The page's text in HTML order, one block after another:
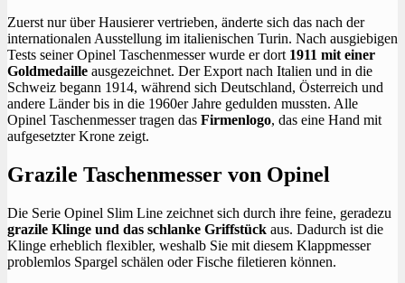
Zuerst nur über Hausierer vertrieben, änderte sich das nach der
internationalen Ausstellung im italienischen Turin. Nach ausgiebigen
Tests seiner Opinel Taschenmesser wurde er dort 1911 mit einer
Goldmedaille ausgezeichnet. Der Export nach Italien und in die
Schweiz begann 1914, während sich Deutschland, Österreich und
andere Länder bis in die 1960er Jahre gedulden mussten. Alle
Opinel Taschenmesser tragen das Firmenlogo, das eine Hand mit
aufgesetzter Krone zeigt.
Grazile Taschenmesser von Opinel
Die Serie Opinel Slim Line zeichnet sich durch ihre feine, geradezu
grazile Klinge und das schlanke Griffstück aus. Dadurch ist die
Klinge erheblich flexibler, weshalb Sie mit diesem Klappmesser
problemlos Spargel schälen oder Fische filetieren können.